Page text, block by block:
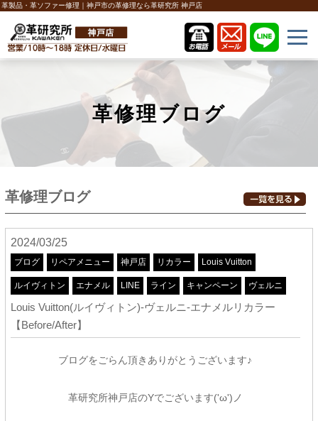
革製品・革ソファー修理｜神戸市の革修理なら革研究所 神戸店
革修理ブログ
革修理ブログ
2024/03/25
ブログ リペアメニュー 神戸店 リカラー Louis Vuitton
ルイヴィトン エナメル LINE ライン キャンペーン ヴェルニ
Louis Vuitton(ルイヴィトン)-ヴェルニ-エナメルリカラー
【Before/After】
ブログをごらん頂きありがとうございます♪
革研究所神戸店のYでございます('ω')ノ